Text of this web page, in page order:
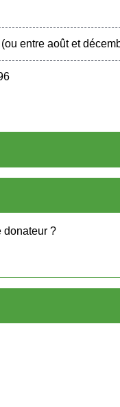
entre août et
donateur ?